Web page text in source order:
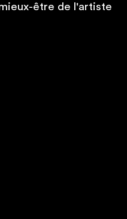
être de l'artiste